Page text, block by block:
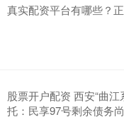
真实配资平台有哪些？
股票开户配资 西安“曲
托：民享97号剩余债务